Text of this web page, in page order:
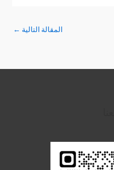
المقالة التالية ←